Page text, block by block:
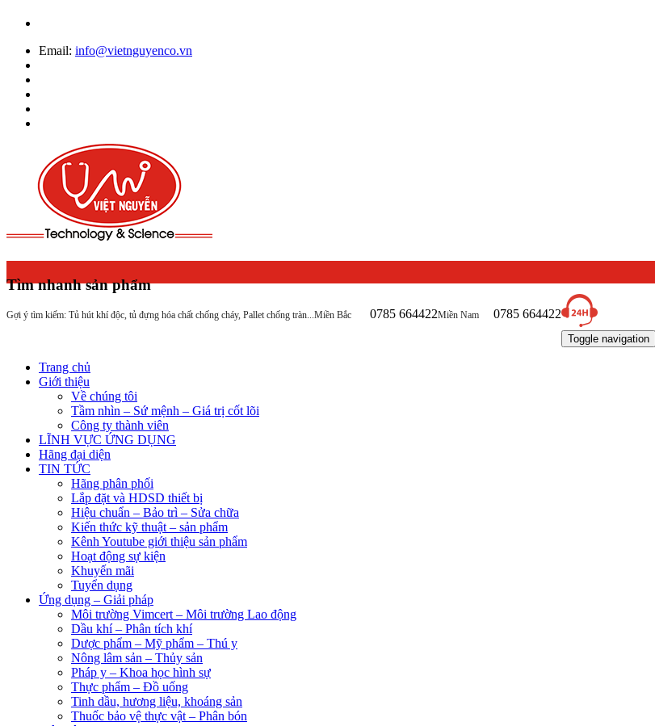
Email: info@vietnguyenco.vn
Tìm nhanh sản phẩm
Gợi ý tìm kiếm: Tủ hút khí độc, tủ đựng hóa chất chống cháy, Pallet chống tràn... Miền Bắc 0785 664422Miền Nam 0785 664422
Toggle navigation
Trang chủ
Giới thiệu
Về chúng tôi
Tầm nhìn – Sứ mệnh – Giá trị cốt lõi
Công ty thành viên
LĨNH VỰC ỨNG DỤNG
Hãng đại diện
TIN TỨC
Hãng phân phối
Lắp đặt và HDSD thiết bị
Hiệu chuẩn – Bảo trì – Sửa chữa
Kiến thức kỹ thuật – sản phẩm
Kênh Youtube giới thiệu sản phẩm
Hoạt động sự kiện
Khuyến mãi
Tuyển dụng
Ứng dụng – Giải pháp
Môi trường Vimcert – Môi trường Lao động
Dầu khí – Phân tích khí
Dược phẩm – Mỹ phẩm – Thú y
Nông lâm sản – Thủy sản
Pháp y – Khoa học hình sự
Thực phẩm – Đồ uống
Tinh dầu, hương liệu, khoáng sản
Thuốc bảo vệ thực vật – Phân bón